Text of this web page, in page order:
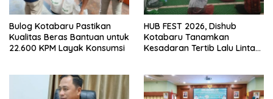
Bulog Kotabaru Pastikan
Kualitas Beras Bantuan untuk
22.600 KPM Layak Konsumsi
HUB FEST 2026, Dishub
Kotabaru Tanamkan
Kesadaran Tertib Lalu Lintas